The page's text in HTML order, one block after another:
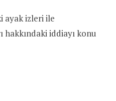
ayak izleri ile
hakkındaki iddiayı konu